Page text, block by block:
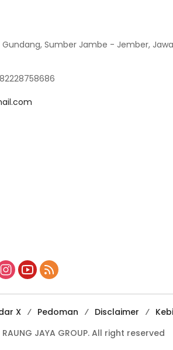
Gundang, Sumber Jambe - Jember,
X Pedoman Disclaimer
JAYA GROUP. All right reserved